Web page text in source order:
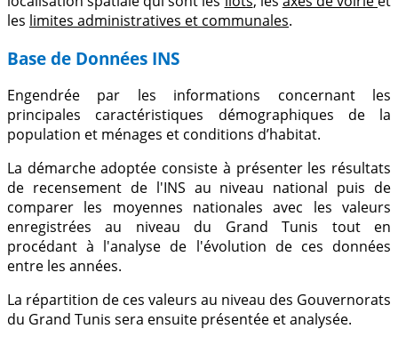
les limites administratives et communales.
Base de Données INS
Engendrée par les informations concernant les
principales caractéristiques démographiques de la
population et ménages et conditions d’habitat.
La démarche adoptée consiste à présenter les résultats
de recensement de l'INS au niveau national puis de
comparer les moyennes nationales avec les valeurs
enregistrées au niveau du Grand Tunis tout en
procédant à l'analyse de l'évolution de ces données
entre les années.
La répartition de ces valeurs au niveau des Gouvernorats
du Grand Tunis sera ensuite présentée et analysée.